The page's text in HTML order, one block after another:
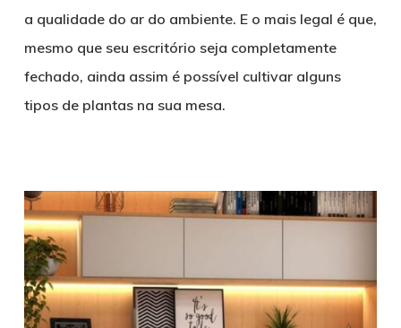
a qualidade do ar do ambiente. E o mais legal é que,
mesmo que seu escritório seja completamente
fechado, ainda assim é possível cultivar alguns
tipos de plantas na sua mesa.